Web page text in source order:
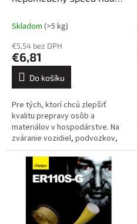
Skladom (>5 kg)
€5,54 bez DPH
€6,81
Do košíku
Pre tých, ktorí chcú zlepšiť
kvalitu prepravy osôb a
materiálov v hospodárstve. Na
zváranie vozidiel, podvozkov,
banských vozidiel, iných
dopravných prostriedkov atď....